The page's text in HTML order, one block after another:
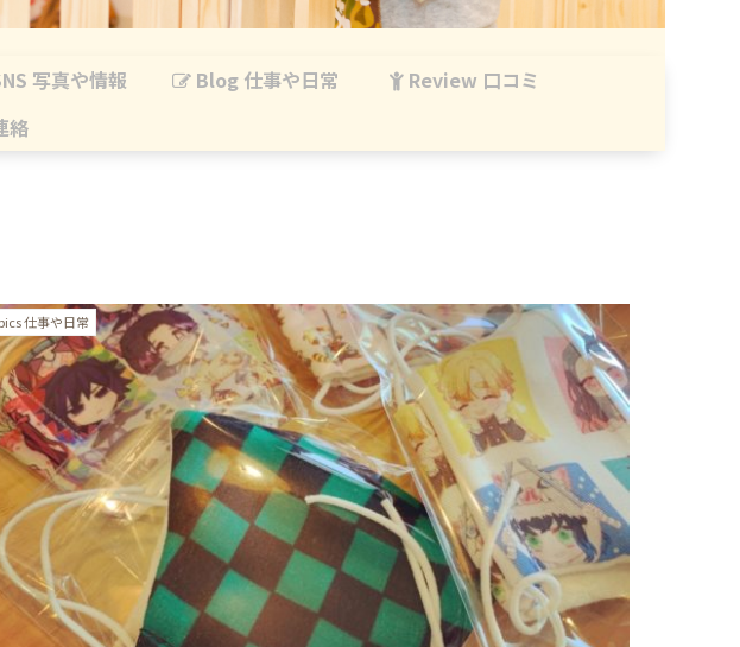
写真や情報 Blog 仕事や日常
Review 口コミ
絡
仕事や日常